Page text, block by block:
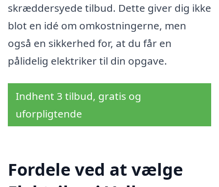
skræddersyede tilbud. Dette giver dig ikke
blot en idé om omkostningerne, men
også en sikkerhed for, at du får en
pålidelig elektriker til din opgave.
Indhent 3 tilbud, gratis og
uforpligtende
Fordele ved at vælge